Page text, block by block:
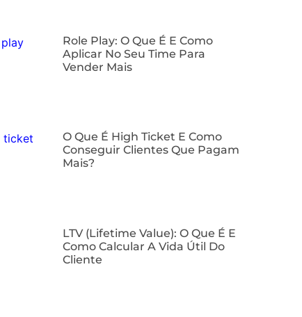
Role Play: O Que É E Como
Aplicar No Seu Time Para
Vender Mais
O Que É High Ticket E Como
Conseguir Clientes Que Pagam
Mais?
LTV (Lifetime Value): O Que É E
Como Calcular A Vida Útil Do
Cliente